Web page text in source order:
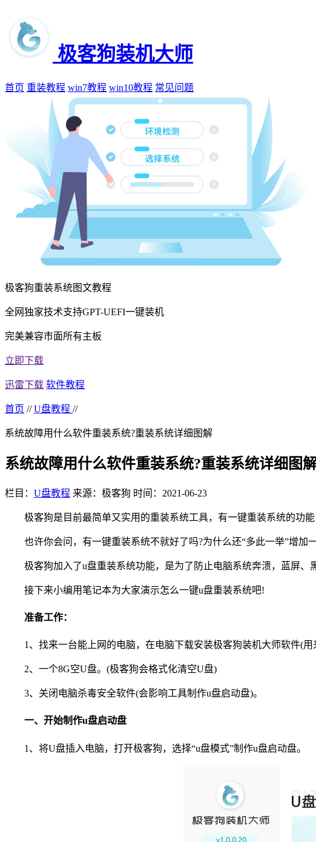
极客狗装机大师
首页 重装教程 win7教程 win10教程 常见问题
极客狗重装系统图文教程
全网独家技术支持GPT-UEFI一键装机
完美兼容市面所有主板
立即下载
迅雷下载 软件教程
首页 // U盘教程 //
系统故障用什么软件重装系统?重装系统详细图解
系统故障用什么软件重装系统?重装系统详细图
栏目： U盘教程 来源：极客狗 时间：2021-06-23
极客狗是目前最简单又实用的重装系统工具，有一键重装系统的功能
也许你会问，有一键重装系统不就好了吗?为什么还“多此一举”增加一
极客狗加入了u盘重装系统功能，是为了防止电脑系统奔溃，蓝屏、
接下来小编用笔记本为大家演示怎么一键u盘重装系统吧!
准备工作：
1、找来一台能上网的电脑，在电脑下载安装极客狗装机大师软件(用
2、一个8G空U盘。(极客狗会格式化清空U盘)
3、关闭电脑杀毒安全软件(会影响工具制作u盘启动盘)。
一、开始制作u盘启动盘
1、将U盘插入电脑，打开极客狗，选择“u盘模式”制作u盘启动盘。